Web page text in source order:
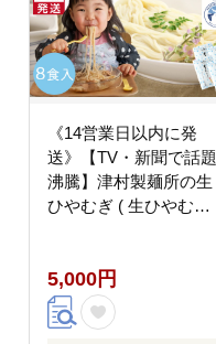
《14営業日以内に発
送》【TV・新聞で話題
沸騰】津村製麺所の生
ひやむぎ ( 生ひやむぎ
オホーツク 津村製麺所
生めん 生麺 8食 )
【003-0064】
5,000円